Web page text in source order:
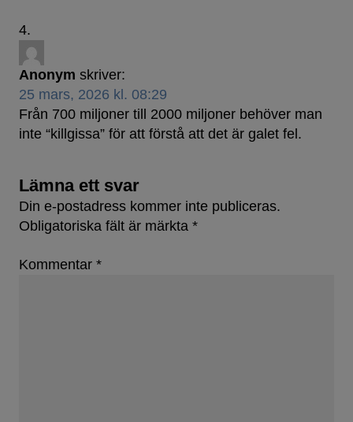
Anonym skriver:
25 mars, 2026 kl. 08:29
Från 700 miljoner till 2000 miljoner behöver man
inte “killgissa” för att förstå att det är galet fel.
Lämna ett svar
Din e-postadress kommer inte publiceras.
Obligatoriska fält är märkta *
Kommentar *